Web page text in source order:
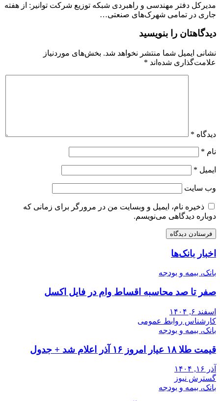
مدیرکل دفتر مهندسی و راهبردی شبکه توزیع شرکت توانیر: از هفته
جاری در تمامی شهرک‌های صنعتی…
دیدگاهتان را بنویسید
نشانی ایمیل شما منتشر نخواهد شد. بخش‌های موردنیاز
علامت‌گذاری شده‌اند *
دیدگاه *
نام *
ایمیل *
وب‌ سایت
ذخیره نام، ایمیل و وبسایت من در مرورگر برای زمانی که
دوباره دیدگاهی می‌نویسم.
اخبار بانک‌ها
بانک، بیمه و بودجه
صفر تا صد محاسبه اقساط وام در فایل اکسل
اسفند ۶, ۱۴۰۴
کارشناس روابط عمومی
بانک، بیمه و بودجه
قیمت طلا ۱۸ عیار امروز ۱۶ آذر اعلام شد + جدول
آذر ۱۶, ۱۴۰۴
گسترش نیوز
بانک، بیمه و بودجه